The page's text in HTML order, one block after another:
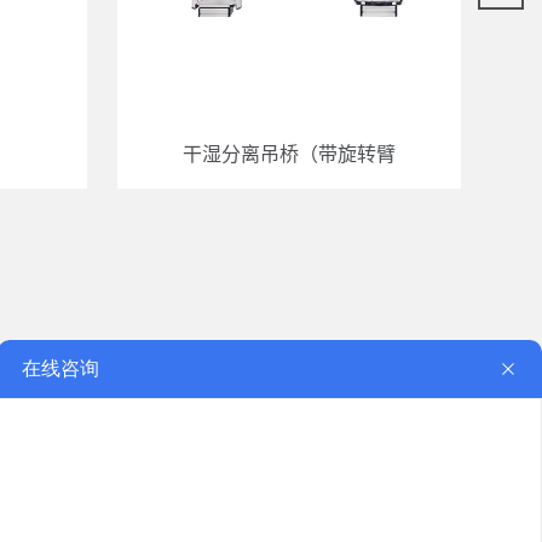
干湿分离吊桥（带旋转臂